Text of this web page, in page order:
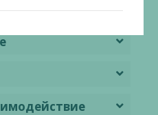
и дозы